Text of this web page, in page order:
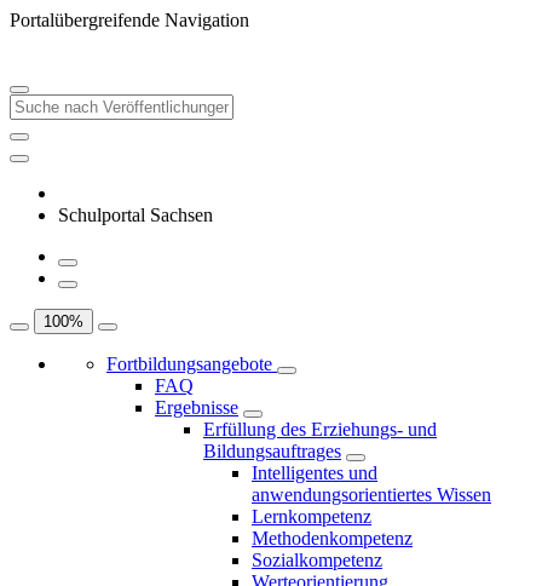
Portalübergreifende Navigation
Schulportal Sachsen
100%
Fortbildungsangebote
FAQ
Ergebnisse
Erfüllung des Erziehungs- und
Bildungsauftrages
Intelligentes und
anwendungsorientiertes Wissen
Lernkompetenz
Methodenkompetenz
Sozialkompetenz
Werteorientierung